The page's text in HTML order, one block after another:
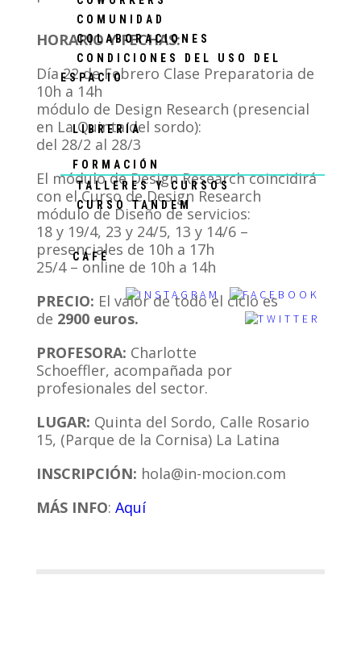
COMUNIDAD
COLABORACIONES
CONDICIONES DEL USO DEL
ESPACIO
LIBRERÍA
FORMACIÓN
TALLERES Y CURSOS
CURSO TANDEM
CAFÉ
HORARIO Y FECHAS:
Día 22 de Febrero Clase Preparatoria de
10h a 14h
módulo de Design Research (presencial
en La Quinta del sordo):
del 28/2 al 28/3
El módulo de Design Research coincidirá
con el Curso de Design Research
módulo de Diseño de servicios:
18 y 19/4, 23 y 24/5, 13 y 14/6 –
presenciales de 10h a 17h
25/4 – online de 10h a 14h
PRECIO: El valor de todo el ciclo es
de 2900 euros.
PROFESORA: Charlotte
Schoeffler, acompañada por
profesionales del sector.
LUGAR: Quinta del Sordo, Calle Rosario
15, (Parque de la Cornisa) La Latina
INSCRIPCIÓN: hola@in-mocion.com
MÁS INFO: Aquí